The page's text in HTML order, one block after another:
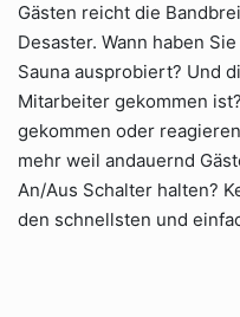
Gästen reicht die
Desaster. Wann haben
Sauna ausprobiert? Und
Mitarbeiter gekommen
gekommen oder
mehr weil andauernd
An/Aus Schalter halten?
den schnellsten und